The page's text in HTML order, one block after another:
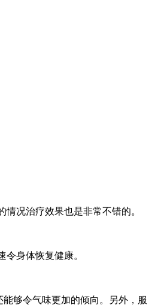
况治疗效果也是非常不错的。
身体恢复健康。
够令气味更加的倾向。另外，服